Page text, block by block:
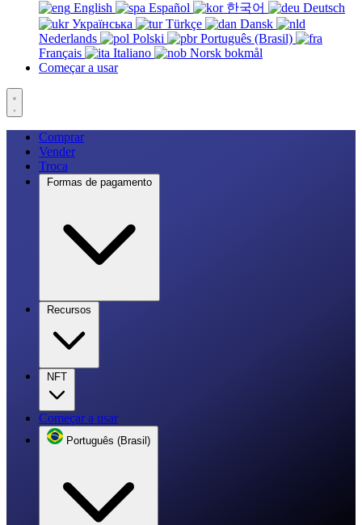
English Español 한국어
Deutsch
Українська
Türkçe
Dansk
Nederlands
Polski
Português (Brasil)
Français
Italiano
Norsk bokmål
Começar a usar
Comprar
Vender
Troca
Formas de pagamento
Recursos
NFT
Começar a usar
Português (Brasil)